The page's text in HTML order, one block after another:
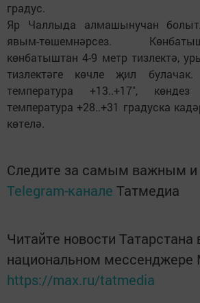
градус.
Яр Чаллыда алмашынучан
явым-төшемнәрсез.
көнбатыштан 4-9 метр тизлектә,
тизлектәге көчле җил
температура +13..+17˚,
температура +28..+31 градуска
көтелә.
Следите за самым важным и
Telegram-канале Татмедиа
Читайте новости Татарстана
национальном мессенджере
https://max.ru/tatmedia